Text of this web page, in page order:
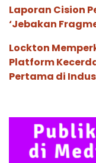
Laporan Cision
‘Jebakan
Lockton
Platform
Pertama di